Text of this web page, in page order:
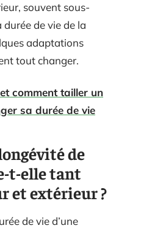
souvent sous-
de vie de la
adaptations
tout changer.
comment tailler un
sa durée de vie
de
t-elle tant
et extérieur ?
de vie d’une